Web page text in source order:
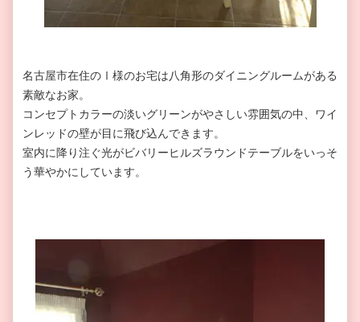
名古屋市在住のⅠ様のお宅は八角形のダイニングルームがある
素敵なお家。
コンセプトカラーの淡いグリーンがやさしい雰囲気の中、ワイ
ンレッドの壁が目に飛び込んできます。
室内に降り注ぐ光がビバリーヒルズラウンドテーブルをいっそ
う華やかにしています。